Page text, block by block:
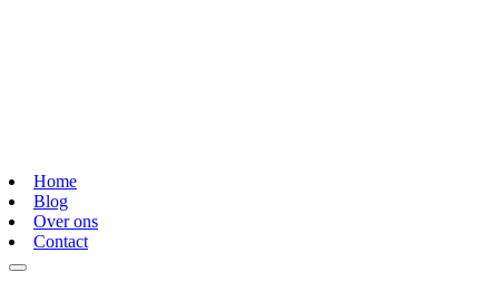
Home
Blog
Over ons
Contact